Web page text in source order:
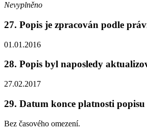
Nevyplněno
27. Popis je zpracován podle
01.01.2016
28. Popis byl naposledy
27.02.2017
29. Datum konce platnosti popisu
Bez časového omezení.